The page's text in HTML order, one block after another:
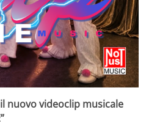
nuovo videoclip musicale